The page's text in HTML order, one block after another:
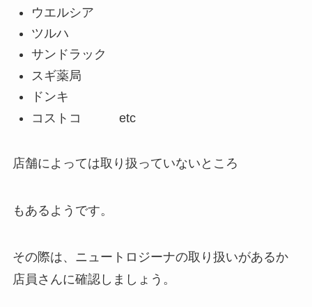
ウエルシア
ツルハ
サンドラック
スギ薬局
ドンキ
コストコ etc
店舗によっては取り扱っていないところ
もあるようです。
その際は、ニュートロジーナの取り扱いがあるか
店員さんに確認しましょう。